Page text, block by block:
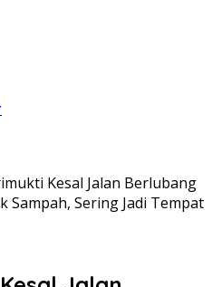
Kesal Jalan Berlubang
Sampah, Sering Jadi Tempat